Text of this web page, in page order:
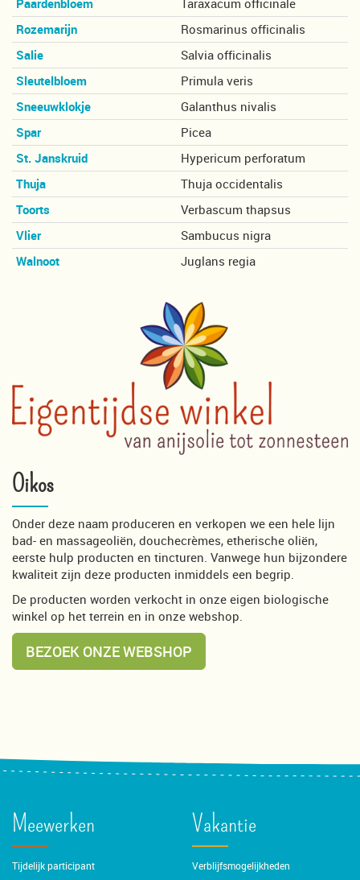
Rozemarijn
Rosmarinus officinalis
Salie
Salvia officinalis
Sleutelbloem
Primula veris
Sneeuwklokje
Galanthus nivalis
Spar
Picea
St. Janskruid
Hypericum perforatum
Thuja
Thuja occidentalis
Toorts
Verbascum thapsus
Vlier
Sambucus nigra
Walnoot
Juglans regia
Oikos
Onder deze naam produceren en verkopen we een hele lijn
bad- en massageoliën, douchecrèmes, etherische oliën,
eerste hulp producten en tincturen. Vanwege hun bijzondere
kwaliteit zijn deze producten inmiddels een begrip.
De producten worden verkocht in onze eigen biologische
winkel op het terrein en in onze webshop.
BEZOEK ONZE WEBSHOP
Meewerken
Tijdelijk participant
Vakantie
Verblijfsmogelijkheden